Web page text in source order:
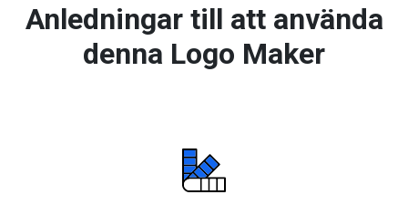
Anledningar till att använda
denna Logo Maker